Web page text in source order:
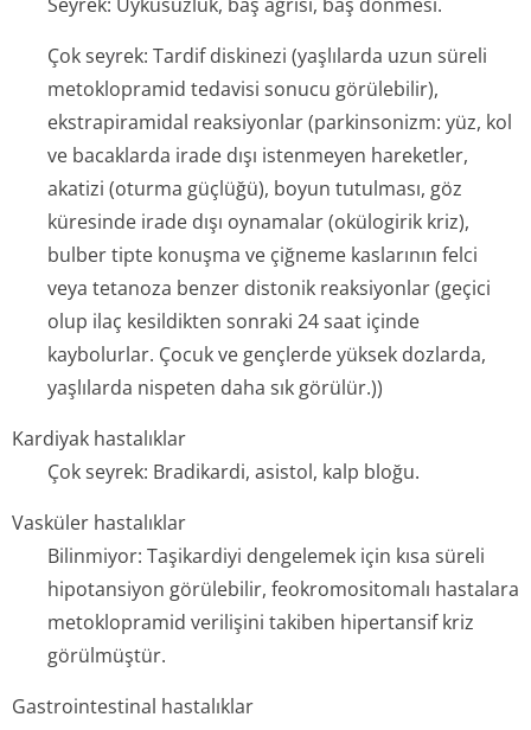
Çok seyrek: Tardif diskinezi (yaşlılarda uzun süreli
metoklopramid tedavisi sonucu görülebilir),
ekstrapiramidal reaksiyonlar (parkinsonizm: yüz, kol
ve bacaklarda irade dışı istenmeyen hareketler,
akatizi (oturma güçlüğü), boyun tutulması, göz
küresinde irade dışı oynamalar (okülogirik kriz),
bulber tipte konuşma ve çiğneme kaslarının felci
veya tetanoza benzer distonik reaksiyonlar (geçici
olup ilaç kesildikten sonraki 24 saat içinde
kaybolurlar. Çocuk ve gençlerde yüksek dozlarda,
yaşlılarda nispeten daha sık görülür.))
Kardiyak hastalıklar
Çok seyrek: Bradikardi, asistol, kalp bloğu.
Vasküler hastalıklar
Bilinmiyor: Taşikardiyi dengelemek için kısa süreli
hipotansiyon görülebilir, feokromositomalı hastalara
metoklopramid verilişini takiben hipertansif kriz
görülmüştür.
Gastrointestinal hastalıklar